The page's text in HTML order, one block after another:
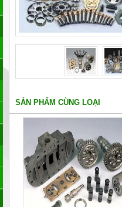
SẢN PHẨM CÙNG LOẠI